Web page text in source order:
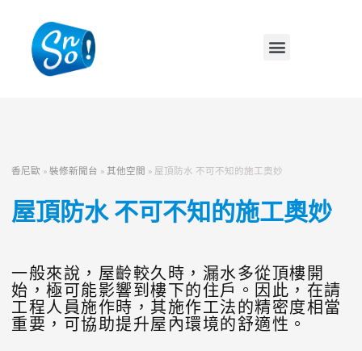
香尼歐 »裝修新聞台 »其他空間 » 屋頂防水 不可不知的施工奧妙
屋頂防水 不可不知的施工奧妙
一般來說，屋齡較久時，漏水多從頂樓開
始，極可能影響到樓下的住戶。因此，在請
工程人員施作時，其施作工法的精密度相當
重要，可協助提升屋內環境的舒適性。